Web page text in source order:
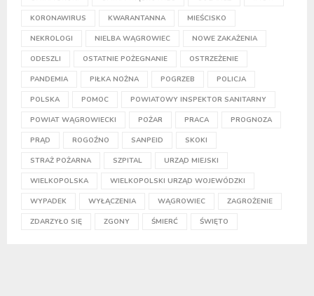
KORONAWIRUS KWARANTANNA MIEŚCISKO
NEKROLOGI NIELBA WĄGROWIEC NOWE ZAKAŻENIA
ODESZLI OSTATNIE POŻEGNANIE OSTRZEŻENIE
PANDEMIA PIŁKA NOŻNA POGRZEB POLICJA
POLSKA POMOC POWIATOWY INSPEKTOR SANITARNY
POWIAT WĄGROWIECKI POŻAR PRACA PROGNOZA
PRĄD ROGOŹNO SANPEID SKOKI
STRAŻ POŻARNA SZPITAL URZĄD MIEJSKI
WIELKOPOLSKA WIELKOPOLSKI URZĄD WOJEWÓDZKI
WYPADEK WYŁĄCZENIA WĄGROWIEC ZAGROŻENIE
ZDARZYŁO SIĘ ZGONY ŚMIERĆ ŚWIĘTO